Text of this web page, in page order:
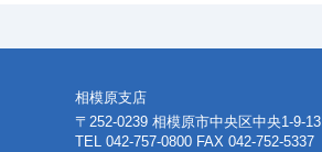
相模原支店
〒252-0239 相模原市中央区中央1-9-13
TEL 042-757-0800 FAX 042-752-5337